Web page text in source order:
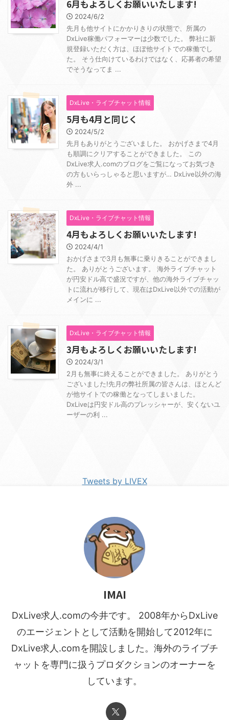
6月もよろしくお願いいたします!
2024/6/2
先月も他サイトにかかりきりの状態で、所属の
DxLive稼働パフォーマーは少数でした。 弊社に新
規登録いただく方は、ほぼ他サイトでの稼働でし
た。 そう仕向けているわけではなく、応募者の希望
でそうなってま ...
DxLive・ライブチャット情報
5月も4月と同じく
2024/5/2
先月もありがとうございました。 おかげさまで4月
も順調にクリアすることができました。 この
DxLive求人.comのブログをご覧になってお気づき
の方もいらっしゃると思いますが… DxLive以外の海
外 ...
DxLive・ライブチャット情報
4月もよろしくお願いいたします!
2024/4/1
おかげさまで3月も無事に乗りきることができまし
た。 ありがとうございます。 海外ライブチャット
が円安ドル高で盛況ですが、他の海外ライブチャッ
トに流れが移行して、現在はDxLive以外での活動が
メインに ...
DxLive・ライブチャット情報
3月もよろしくお願いいたします!
2024/3/1
2月も無事に終えることができました。 ありがとう
ございました!先月の弊社所属の皆さんは、ほとんど
が他サイトでの稼働となってしまいました。
DxLiveは円安ドル高のプレッシャーが、安くないユ
ーザーの利 ...
Tweets by LIVEX
IMAI
DxLive求人.comの今井です。 2008年からDxLive
のエージェントとして活動を開始して2012年に
DxLive求人.comを開設しました。海外のライブチ
ャットを専門に扱うプロダクションのオーナーを
しています。